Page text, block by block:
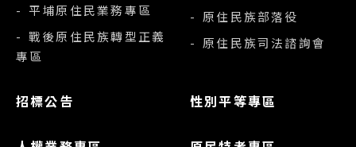
- 平埔原住民業務專區
- 戰後原住民族轉型正義
專區
- 原住民族部落役
- 原住民族司法諮詢會
招標公告 性別平等專區